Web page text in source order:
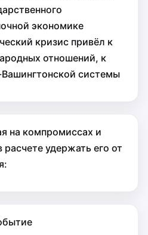
экономике
кризис привёл к
отношений, к
системы
на компромиссах и
расчете удержать его от